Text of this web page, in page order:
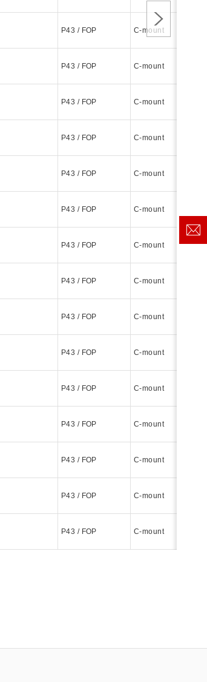
P43 / FOP C-mount
P43 / FOP C-mount
P43 / FOP C-mount
P43 / FOP C-mount
P43 / FOP C-mount
P43 / FOP C-mount
P43 / FOP C-mount
P43 / FOP C-mount
P43 / FOP C-mount
P43 / FOP C-mount
P43 / FOP C-mount
P43 / FOP C-mount
P43 / FOP C-mount
P43 / FOP C-mount
P43 / FOP C-mount